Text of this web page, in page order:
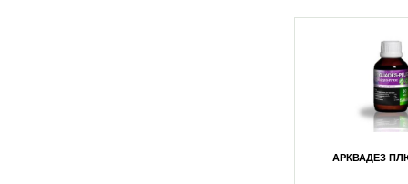
АРКВАДЕЗ